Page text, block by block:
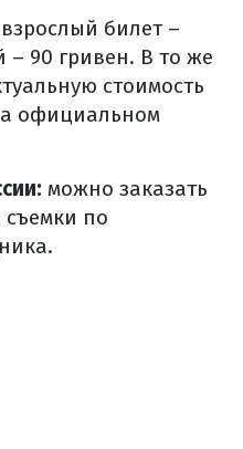
взрослый билет –
– 90 гривен. В то же
стоимость
официальном
можно заказать
съемки по